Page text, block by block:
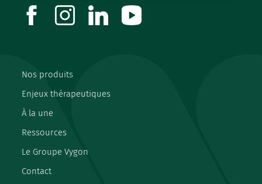
Nos produits
Enjeux thérapeutiques
À la une
Ressources
Le Groupe Vygon
Contact
facebookinstagramlinkedin